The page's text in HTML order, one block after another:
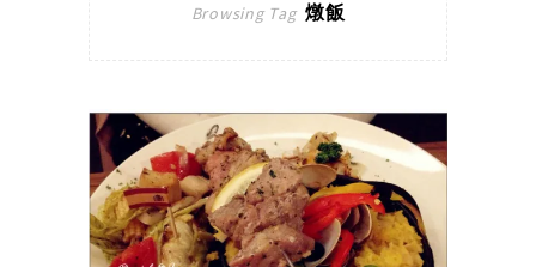
Browsing Tag 燉飯